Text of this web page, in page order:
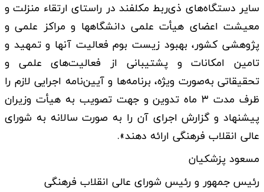
سایر دستگاه‌های ذی‌ربط مکلفند در راستای ارتقاء منزلت و
معیشت اعضای هیأت علمی دانشگاه­ها و مراکز علمی و
پژوهشی کشور، بهبود زیست بوم فعالیت آنها و تمهید و
تامین امکانات و پشتیبانی از فعالیت­‌های علمی و
تحقیقاتی به‌صورت ویژه، برنامه­‌ها و آیین­‌نامه اجرایی لازم را
ظرف مدت ۳ ماه تدوین و جهت تصویب به هیأت وزیران
پیشنهاد و گزارش اجرای آن را به صورت سالانه به شورای
عالی انقلاب فرهنگی ارائه دهند».
مسعود پزشکیان
رئیس­ جمهور و رئیس شورای عالی انقلاب فرهنگی